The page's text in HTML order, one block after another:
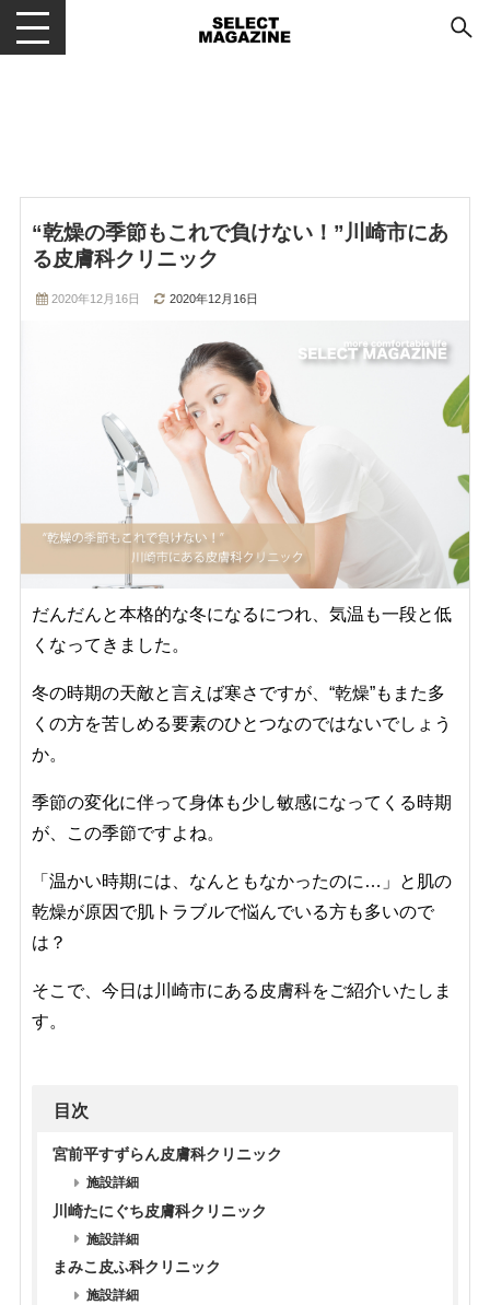
メニューを開閉する
“乾燥の季節もこれで負けない！”川崎市にあ
る皮膚科クリニック
2020年12月16日 2020年12月16日
だんだんと本格的な冬になるにつれ、気温も一段と低
くなってきました。
冬の時期の天敵と言えば寒さですが、“乾燥”もまた多
くの方を苦しめる要素のひとつなのではないでしょう
か。
季節の変化に伴って身体も少し敏感になってくる時期
が、この季節ですよね。
「温かい時期には、なんともなかったのに…」と肌の
乾燥が原因で肌トラブルで悩んでいる方も多いので
は？
そこで、今日は川崎市にある皮膚科をご紹介いたしま
す。
目次
宮前平すずらん皮膚科クリニック
施設詳細
川崎たにぐち皮膚科クリニック
施設詳細
まみこ皮ふ科クリニック
施設詳細